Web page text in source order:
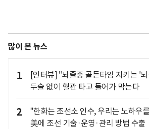
많이 본 뉴스
1
[인터뷰] "뇌졸중 골든타임 지키는 '
두술 없이 혈관 타고 들어가 막는다
2
"한화는 조선소 인수, 우리는 노하우
美에 조선 기술·운영·관리 방법 수출